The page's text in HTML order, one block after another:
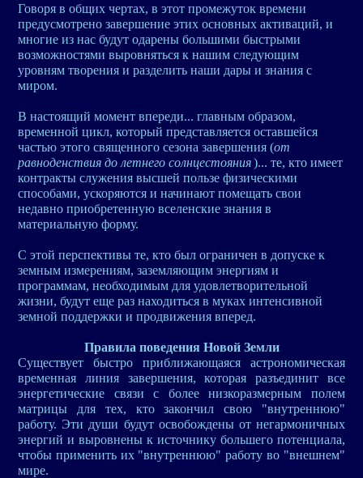
Говоря в общих чертах, в этот промежуток времени
предусмотрено завершение этих основных активаций, и
многие из нас будут одарены большими быстрыми
возможностями выровняться к нашим следующим
уровням творения и разделить наши дары и знания с
миром.
В настоящий момент впереди... главным образом,
временной цикл, который представляется оставшейся
частью этого священного сезона завершения (от
равноденствия до летнего солнцестояния)... те, кто имеет
контракты служения высшей пользе физическими
способами, ускоряются и начинают помещать свои
недавно приобретенную вселенские знания в
материальную форму.
С этой перспективы те, кто был ограничен в допуске к
земным измерениям, заземляющим энергиям и
программам, необходимым для удовлетворительной
жизни, будут еще раз находиться в муках интенсивной
земной поддержки и продвижения вперед.
Правила поведения Новой Земли
Существует быстро приближающаяся астрономическая
временная линия завершения, которая разъединит все
энергетические связи с более низкоразмерным полем
матрицы для тех, кто закончил свою "внутреннюю"
работу. Эти души будут освобождены от негармоничных
энергий и выровнены к источнику большего потенциала,
чтобы применить их "внутреннюю" работу во "внешнем"
мире.